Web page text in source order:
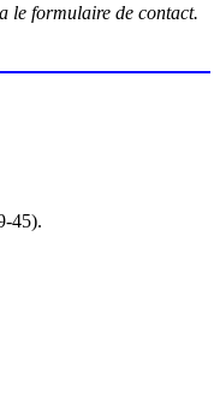
le formulaire de contact.
45).